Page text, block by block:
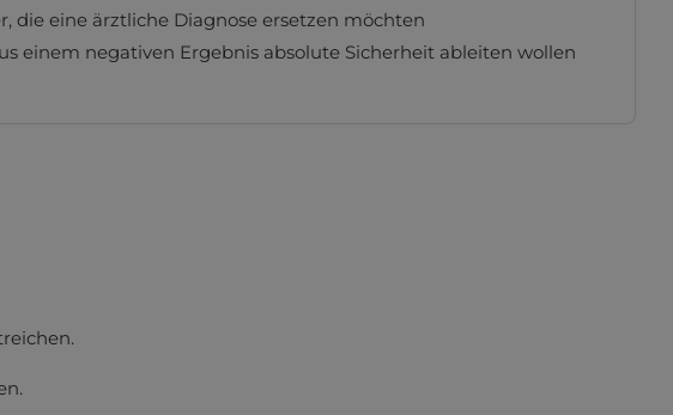
die eine ärztliche Diagnose ersetzen möchten
einem negativen Ergebnis absolute Sicherheit ableiten wollen
bieten zu können...
Cookies akzeptieren